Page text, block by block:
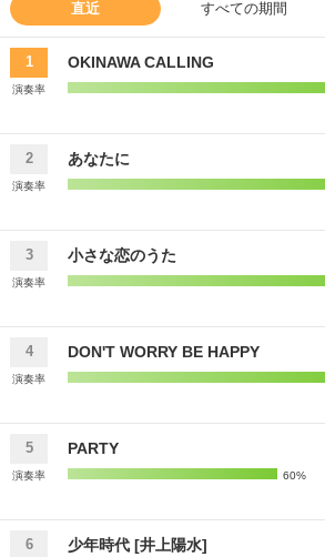
直近 すべての期間
1 OKINAWA CALLING
演奏率
2 あなたに
演奏率
3 小さな恋のうた
演奏率
4 DON'T WORRY BE HAPPY
演奏率
5 PARTY
演奏率
60%
6 少年時代 [井上陽水]